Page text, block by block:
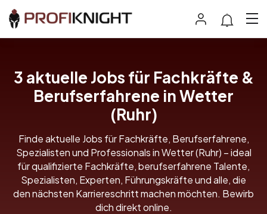
3 aktuelle Jobs für Fachkräfte &
Berufserfahrene in Wetter
(Ruhr)
Finde aktuelle Jobs für Fachkräfte, Berufserfahrene,
Spezialisten und Professionals in Wetter (Ruhr) – ideal
für qualifizierte Fachkräfte, berufserfahrene Talente,
Spezialisten, Experten, Führungskräfte und alle, die
den nächsten Karriereschritt machen möchten. Bewirb
dich direkt online.